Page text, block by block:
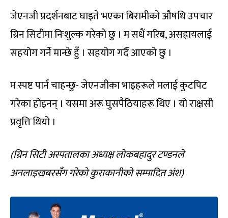
जेएनजी प्रदर्शनबाट घाइते भएका बिरामीको औषधि उपचार
ग्रिन सिटीमा निःशुल्क गरेको छु । म सधैं गरिब, असहायलाई
सहयोग गर्ने मान्छे हुँ । सहयोग गर्दै आएको छु ।
म स्पष्ट पार्न चाहन्छु- जेएनजीका भाइहरूले मलाई कुटपिट
गरेका होइनन् । यसमा अरू घुसपैठियाहरू थिए । यो राक्षसी
प्रवृत्ति थियो ।
(ग्रिन सिटी अस्पतालका अध्यक्ष लोकबहादुर टण्डनले
अनलाइखबरसँग गरेको कुराकानीको सम्पादित अंश)